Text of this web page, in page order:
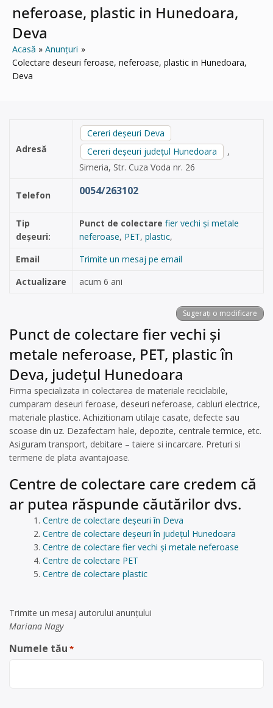
neferoase, plastic in Hunedoara,
Deva
Acasă
Anunțuri
Colectare deseuri feroase, neferoase, plastic in Hunedoara,
Deva
Adresă
Cereri deșeuri Deva
Cereri deșeuri județul Hunedoara
,
Simeria, Str. Cuza Voda nr. 26
Telefon 0054/263102
Tip
deșeuri:
Punct de colectare fier vechi și metale
neferoase, PET, plastic,
Email
Trimite un mesaj pe email
Actualizare
acum 6 ani
Sugerați o modificare
Punct de colectare fier vechi și
metale neferoase, PET, plastic în
Deva, județul Hunedoara
Firma specializata in colectarea de materiale reciclabile,
cumparam deseuri feroase, deseuri neferoase, cabluri electrice,
materiale plastice. Achizitionam utilaje casate, defecte sau
scoase din uz. Dezafectam hale, depozite, centrale termice, etc.
Asiguram transport, debitare – taiere si incarcare. Preturi si
termene de plata avantajoase.
Centre de colectare care credem că
ar putea răspunde căutărilor dvs.
Centre de colectare deșeuri în Deva
Centre de colectare deșeuri în județul Hunedoara
Centre de colectare fier vechi și metale neferoase
Centre de colectare PET
Centre de colectare plastic
Trimite un mesaj autorului anunţului
Mariana Nagy
Numele tău *